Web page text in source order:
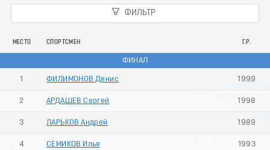
3
6
7
9
ФИЛЬТР
МЕСТО СПОРТСМЕН Г.Р.
ФИНАЛ
1 ФИЛИМОНОВ Денис 1999
2 АРДАШЕВ Сергей 1998
3 ЛАРЬКОВ Андрей 1989
4 СЕМИКОВ Илья 1993